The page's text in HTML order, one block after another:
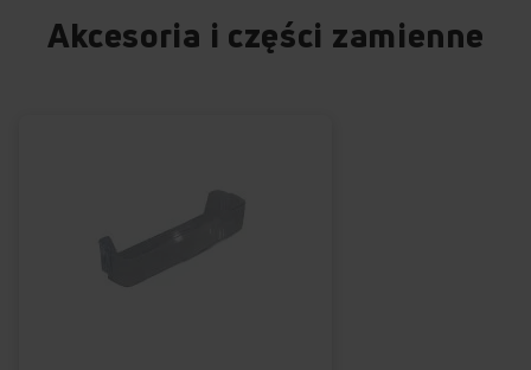
Akcesoria i części zamienne